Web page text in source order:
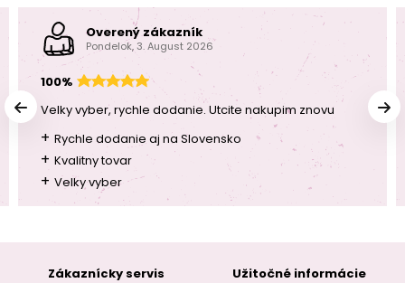
Overený zákazník
Pondelok, 3. August 2026
100%
Velky vyber, rychle dodanie. Utcite nakupim znovu
+ Rychle dodanie aj na Slovensko
+ Kvalitny tovar
+ Velky vyber
Zákaznícky servis
Užitočné informácie